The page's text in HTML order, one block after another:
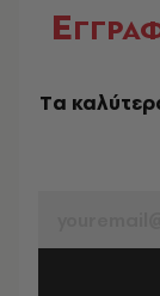
Ε
Tα